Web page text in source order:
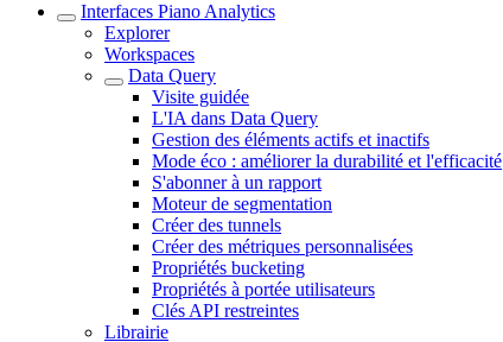
Interfaces Piano Analytics
Explorer
Workspaces
Data Query
Visite guidée
L'IA dans Data Query
Gestion des éléments actifs et inactifs
Mode éco : améliorer la durabilité et l'efficacité
S'abonner à un rapport
Moteur de segmentation
Créer des tunnels
Créer des métriques personnalisées
Propriétés bucketing
Propriétés à portée utilisateurs
Clés API restreintes
Librairie